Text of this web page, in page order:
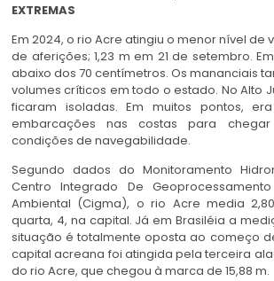
EXTREMAS
Em 2024, o rio Acre atingiu o menor nível de
de aferições; 1,23 m em 21 de setembro.
abaixo dos 70 centímetros. Os mananciais
volumes críticos em todo o estado. No Alto
ficaram isoladas. Em muitos pontos,
embarcações nas costas para
condições de navegabilidade.
Segundo dados do Monitoramento
Centro Integrado De
Ambiental (Cigma), o rio Acre media
quarta, 4, na capital. Já em Brasiléia a
situação é totalmente oposta ao começo
capital acreana foi atingida pela terceira
do rio Acre, que chegou à marca de 15,88 m.